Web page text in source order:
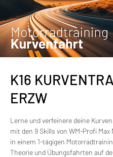
K16
ERZW
Lerne und verfeinere deine
mit den 9 Skills von WM-Profi
in einem 1-tägigen
Theorie und Übungsfahrten auf